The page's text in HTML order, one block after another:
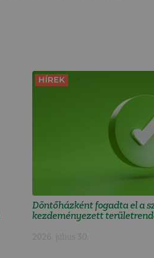
HÍREK
Döntőházként fogadta el a
kezdeményezett
2026. július 30.